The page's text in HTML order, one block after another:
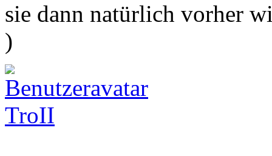
sie dann natürlich vorher
)
TroII